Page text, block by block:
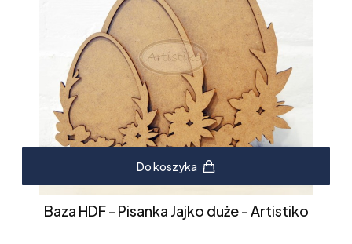
Do koszyka
Baza HDF - Pisanka Jajko duże - Artistiko